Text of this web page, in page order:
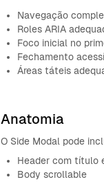
Navegação
Roles ARIA
Foco inicial no
Fechamento
Áreas táteis
Anatomia
O Side Modal pode
Header com título
Body scrollable